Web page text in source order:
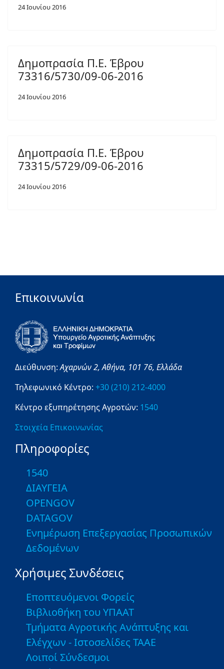
24 Ιουνίου 2016
Δημοπρασία Π.Ε. Έβρου
73316/5730/09-06-2016
24 Ιουνίου 2016
Δημοπρασία Π.Ε. Έβρου
73315/5729/09-06-2016
24 Ιουνίου 2016
Επικοινωνία
Διεύθυνση:Αχαρνών 2,Αθήνα, 101 76, Ελλάδα
Τηλεφωνικό Κέντρο: +30 (210) 212-4000
Κέντρο εξυπηρέτησης Αγροτών: 1540
Στοιχεία Επικοινωνίας
Πληροφορίες
1540
ΔΙΑΥΓΕΙΑ
OPENGOV
DATAGOV
Ενημέρωση Επεξεργασίας Προσωπικών
Δεδομένων
Χρήσιμες Συνδέσεις
Εποπτευόμενοι Φορείς
Βιβλιοθήκη του ΥΠΑΑΤ
Τμήματα Αγροτικής Ανάπτυξης και
Ελέγχων - Ιστοσελίδες ΤΑΑΕ
Λοιποί Σύνδεσμοι